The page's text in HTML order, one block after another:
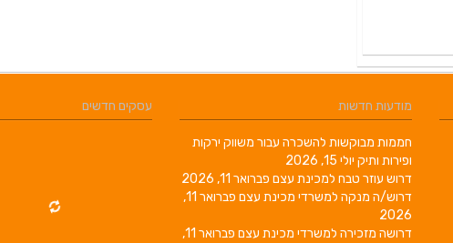
עסקים חדשים מודעות חדשות
חממות מבוקשות להשכרה עבור משווק ירקות
ופירות ותיק יולי 15, 2026
דרוש עוזר טבח למכינת עצם פברואר 11, 2026
דרוש/ה מנקה למשרדי מכינת עצם
פברואר 11,
2026
דרושה מזכירה למשרדי מכינת עצם
פברואר 11,